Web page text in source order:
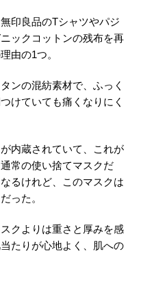
印良品のTシャツやパジ
ックコットンの残布を再
由の1つ。
ンの混紡素材で、ふっく
けていても痛くなりにく
内蔵されていて、これが
常の使い捨てマスクだ
るけれど、このマスクは
った。
クよりは重さと厚みを感
たりが心地よく、肌への